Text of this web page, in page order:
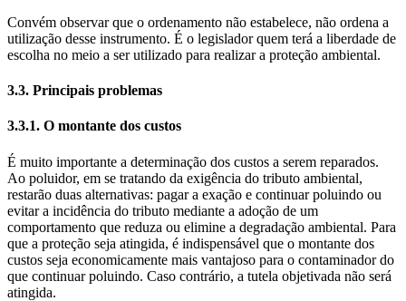
Convém observar que o ordenamento não estabelece, não ordena a
utilização desse instrumento. É o legislador quem terá a liberdade de
escolha no meio a ser utilizado para realizar a proteção ambiental.
3.3. Principais problemas
3.3.1. O montante dos custos
É muito importante a determinação dos custos a serem reparados.
Ao poluidor, em se tratando da exigência do tributo ambiental,
restarão duas alternativas: pagar a exação e continuar poluindo ou
evitar a incidência do tributo mediante a adoção de um
comportamento que reduza ou elimine a degradação ambiental. Para
que a proteção seja atingida, é indispensável que o montante dos
custos seja economicamente mais vantajoso para o contaminador do
que continuar poluindo. Caso contrário, a tutela objetivada não será
atingida.